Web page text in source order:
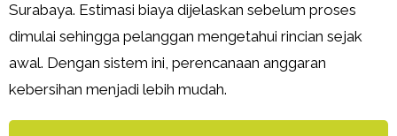
Surabaya. Estimasi biaya dijelaskan sebelum proses
dimulai sehingga pelanggan mengetahui rincian sejak
awal. Dengan sistem ini, perencanaan anggaran
kebersihan menjadi lebih mudah.